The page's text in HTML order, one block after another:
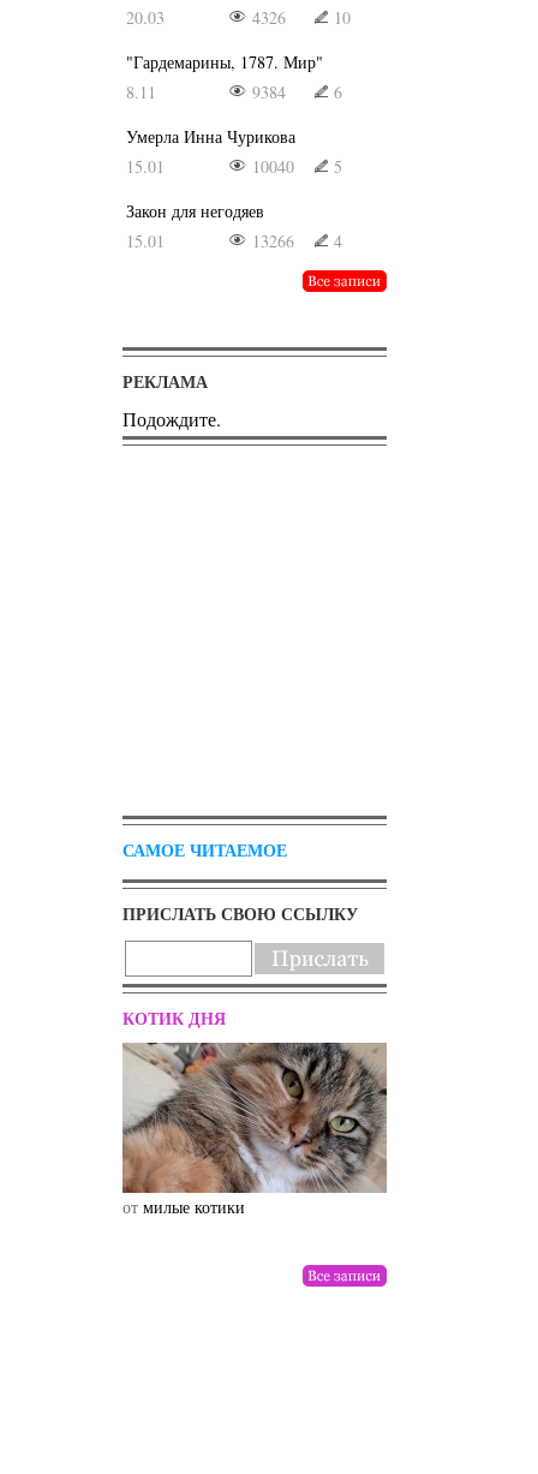
20.03
4326
10
"Гардемарины, 1787. Мир"
8.11
9384
6
Умерла Инна Чурикова
15.01
10040
5
Закон для негодяев
15.01
13266 4
РЕКЛАМА
Подождите.
САМОЕ ЧИТАЕМОЕ
ПРИСЛАТЬ СВОЮ ССЫЛКУ
КОТИК ДНЯ
от милые котики